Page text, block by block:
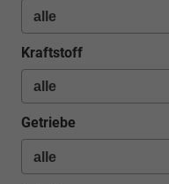
Kraftstoff
Getriebe